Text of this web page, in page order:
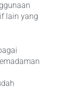
lain yang